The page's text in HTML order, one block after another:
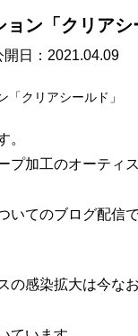
ン「クリアシ
開日： 2021.04.09
。
プ加工のオーティ
いてのブログ配信で
の感染拡大は今な